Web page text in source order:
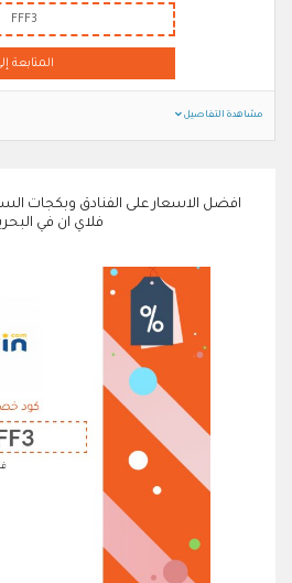
FFF3
المتابعة
مشاهدة التفاصيل
افضل الاسعار على الفنادق وبكجات
فلاي ان في